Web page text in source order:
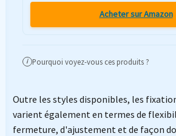
Acheter sur Amazon
i Pourquoi voyez-vous ces produits ?
Outre les styles disponibles, les
varient également en termes de
fermeture, d'ajustement et de façon